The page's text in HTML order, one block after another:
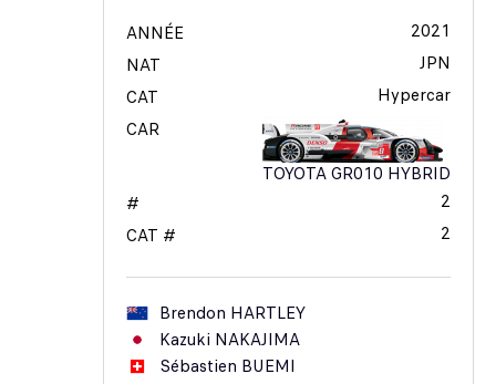
ANNÉE
2021
NAT
JPN
CAT
Hypercar
CAR
TOYOTA GR010 HYBRID
#
2
CAT #
2
Brendon HARTLEY
Kazuki NAKAJIMA
Sébastien BUEMI